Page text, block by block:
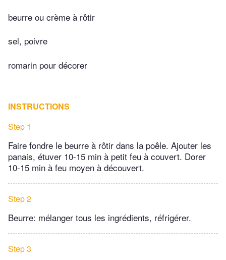
beurre ou crème à rôtir
sel, poivre
romarin pour décorer
INSTRUCTIONS
Step 1
Faire fondre le beurre à rôtir dans la poêle. Ajouter les
panais, étuver 10-15 min à petit feu à couvert. Dorer
10-15 min à feu moyen à découvert.
Step 2
Beurre: mélanger tous les ingrédients, réfrigérer.
Step 3